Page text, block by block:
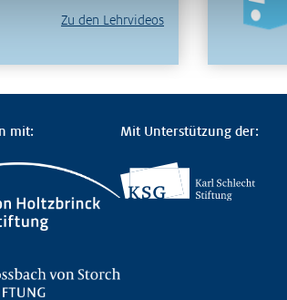
Zu den Lehrvideos
mit: Mit Unterstützung der: